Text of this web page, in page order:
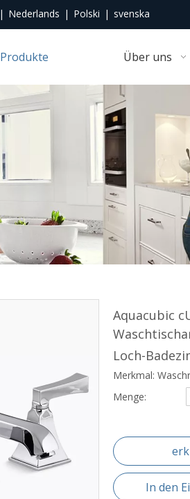
| Nederlands | Polski | svenska
Produkte Über uns
Aquacubic
Loch-
Merkmal:
Menge:
In den